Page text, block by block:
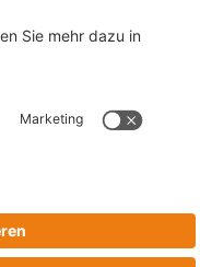
Österreich
Certified by DNV - ISO